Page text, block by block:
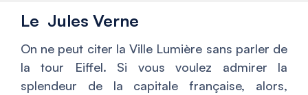
Le Jules Verne
On ne peut citer la Ville Lumière sans parler de
la tour Eiffel. Si vous voulez admirer la
splendeur de la capitale française, alors,